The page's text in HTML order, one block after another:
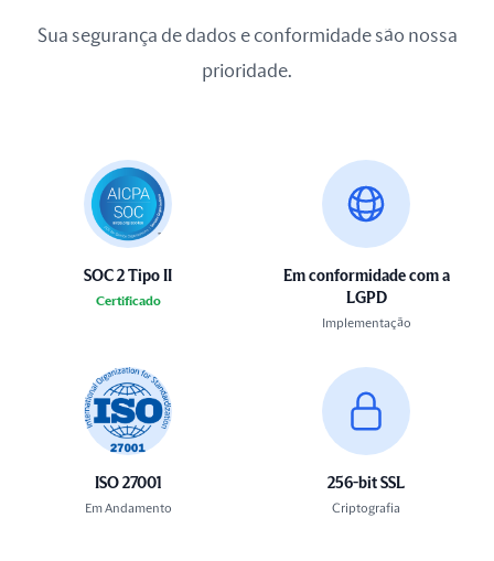
Sua segurança de dados e conformidade são nossa
prioridade.
SOC 2 Tipo II
Certificado
Em conformidade com a
LGPD
Implementação
ISO 27001
Em Andamento
256-bit SSL
Criptografia